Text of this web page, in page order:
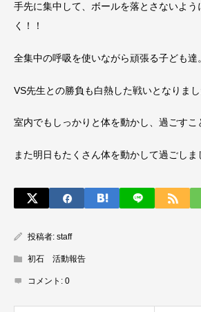
手先に集中して、ボールを落とさないよう
く！！
全集中の呼吸を使いながら頑張る子ども達。
VS先生との勝負も白熱した戦いとなりまし
室内でもしっかりと体を動かし、過ごすこ
また明日もたくさん体を動かして過ごしま
投稿者: staff
初石 活動報告
コメント: 0